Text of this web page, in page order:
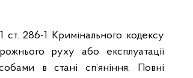
ст. 286-1 Кримінального кодексу
руху або експлуатації
в стані сп’яніння. Повні